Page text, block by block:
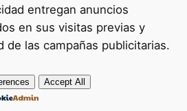
entregan anuncios
en sus visitas previas y
de las campañas publicitarias.
Accept All